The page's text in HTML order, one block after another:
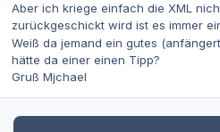
Aber ich kriege einfach die XML
zurückgeschickt wird ist es immer
Weiß da jemand ein gutes
hätte da einer einen Tipp?
Gruß Mjchael